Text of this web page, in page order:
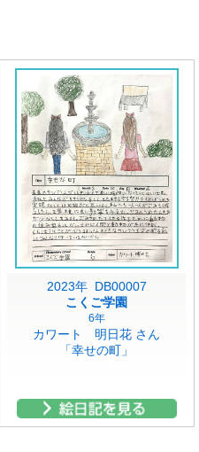
2023年 DB00007
こくご学園
6年
カワート 明日花 さん
「幸せの町」